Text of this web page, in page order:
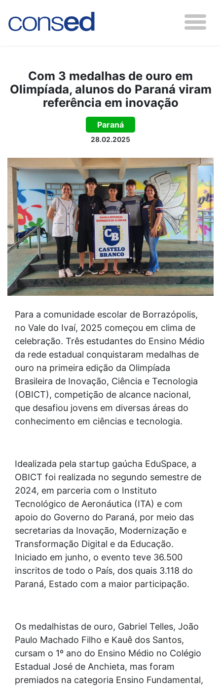
Com 3 medalhas de ouro em
Olimpíada, alunos do Paraná viram
referência em inovação
Paraná
28.02.2025
Para a comunidade escolar de Borrazópolis,
no Vale do Ivaí, 2025 começou em clima de
celebração. Três estudantes do Ensino Médio
da rede estadual conquistaram medalhas de
ouro na primeira edição da Olimpíada
Brasileira de Inovação, Ciência e Tecnologia
(OBICT), competição de alcance nacional,
que desafiou jovens em diversas áreas do
conhecimento em ciências e tecnologia.
Idealizada pela startup gaúcha EduSpace, a
OBICT foi realizada no segundo semestre de
2024, em parceria com o Instituto
Tecnológico de Aeronáutica (ITA) e com
apoio do Governo do Paraná, por meio das
secretarias da Inovação, Modernização e
Transformação Digital e da Educação.
Iniciado em junho, o evento teve 36.500
inscritos de todo o País, dos quais 3.118 do
Paraná, Estado com a maior participação.
Os medalhistas de ouro, Gabriel Telles, João
Paulo Machado Filho e Kauê dos Santos,
cursam o 1º ano do Ensino Médio no Colégio
Estadual José de Anchieta, mas foram
premiados na categoria Ensino Fundamental,